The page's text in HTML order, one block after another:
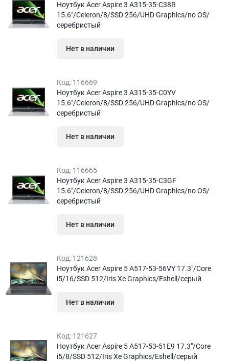
Ноутбук Acer Aspire 3 A315-35-C38R
15.6″/Celeron/8/SSD 256/UHD Graphics/no OS/
серебристый
Нет в наличии
Код: 116669
Ноутбук Acer Aspire 3 A315-35-C0YV
15.6″/Celeron/8/SSD 256/UHD Graphics/no OS/
серебристый
Нет в наличии
Код: 116665
Ноутбук Acer Aspire 3 A315-35-C3GF
15.6″/Celeron/8/SSD 256/UHD Graphics/no OS/
серебристый
Нет в наличии
Код: 121628
Ноутбук Acer Aspire 5 A517-53-56VY 17.3″/Core
i5/16/SSD 512/Iris Xe Graphics/Eshell/серый
Нет в наличии
Код: 121627
Ноутбук Acer Aspire 5 A517-53-51E9 17.3″/Core
i5/8/SSD 512/Iris Xe Graphics/Eshell/серый